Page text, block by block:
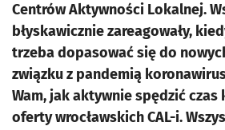
Centrów Aktywności Lokalnej.
błyskawicznie zareagowały,
trzeba dopasować się do
związku z pandemią
Wam, jak aktywnie spędzić czas
oferty wrocławskich CAL-i.